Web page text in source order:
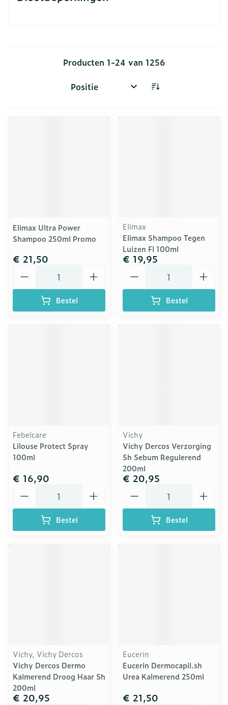
Producten 1-24 van 1256
Sorteer op:
Elimax Ultra Power
Shampoo 250ml Promo
€ 21,50
Bestel
Elimax
Elimax Shampoo Tegen
Luizen Fl 100ml
€ 19,95
Bestel
Febelcare
Lilouse Protect Spray
100ml
€ 16,90
Bestel
Vichy
Vichy Dercos Verzorging
Sh Sebum Regulerend
200ml
€ 20,95
Bestel
Vichy, Vichy Dercos
Vichy Dercos Dermo
Kalmerend Droog Haar Sh
200ml
€ 20,95
Eucerin
Eucerin Dermocapil.sh
Urea Kalmerend 250ml
€ 21,50